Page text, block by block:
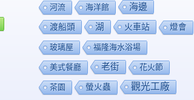
河流 海洋館 海邊
渡船頭 湖 火車站 燈會
玻璃屋 福隆海水浴場
美式餐廳 老街 花火節
茶園 螢火蟲 觀光工廠